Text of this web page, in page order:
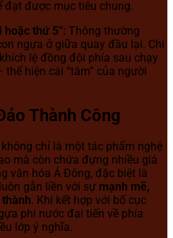
đạt được mục tiêu chung.
thứ 5”: Thông thường
ngựa ở giữa quay đầu lại. Chi
lệ đồng đội phía sau chạy
hiện cái “tâm” của người
Thành Công
không chỉ là một tác phẩm nghệ
mà còn chứa đựng nhiều giá
văn hóa Á Đông, đặc biệt là
gắn liền với sự mạnh mẽ,
. Khi kết hợp với bố cục
phi nước đại tiến về phía
lớp ý nghĩa.